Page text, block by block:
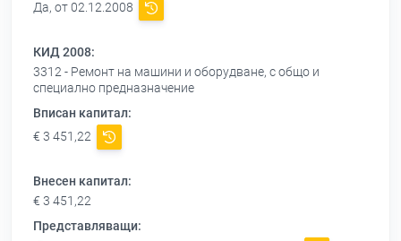
Да, от 02.12.2008
КИД 2008:
3312 - Ремонт на машини и оборудване, с общо и
специално предназначение
Вписан капитал:
€ 3 451,22
Внесен капитал:
€ 3 451,22
Представляващи: